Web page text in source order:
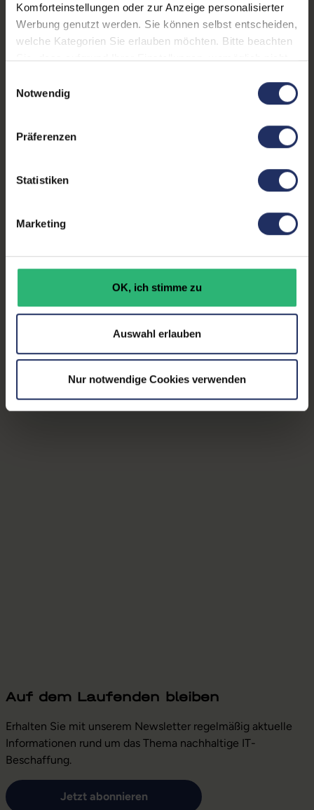
Komforteinstellungen oder zur Anzeige personalisierter
Werbung genutzt werden. Sie können selbst entscheiden,
welche Kategorien Sie erlauben möchten. Bitte beachten
Sie, dass aufgrund Ihrer Einstellungen, womöglich nicht
Weitere Informationen finden Sie in
Notwendig
Präferenzen
Statistiken
Marketing
OK, ich stimme zu
Auswahl erlauben
Nur notwendige Cookies verwenden
Messbare Wirkung mit Circular IT
Beschaffung mit wirtschaftlichen Vorteilen von der
Beschaffung bis zur zertifizierten Rückführung. So
und fördern soziale Inklusion. Die erzielte Wirkung wird
Refurbished ist deutlich
mehr als nur gebraucht
Auf dem Laufenden bleiben
Erhalten Sie mit unserem Newsletter regelmäßig aktuelle
Informationen rund um das Thema nachhaltige IT-
Beschaffung.
Jetzt abonnieren